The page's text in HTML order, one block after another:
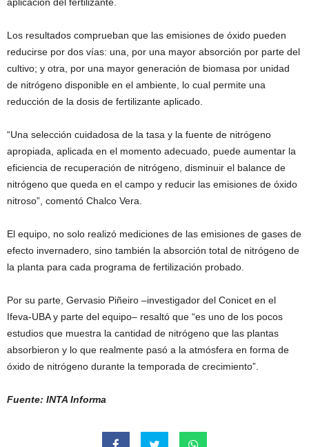
Los resultados comprueban que las emisiones de óxido pueden
reducirse por dos vías: una, por una mayor absorción por parte del
cultivo; y otra, por una mayor generación de biomasa por unidad
de nitrógeno disponible en el ambiente, lo cual permite una
reducción de la dosis de fertilizante aplicado.
“Una selección cuidadosa de la tasa y la fuente de nitrógeno
apropiada, aplicada en el momento adecuado, puede aumentar la
eficiencia de recuperación de nitrógeno, disminuir el balance de
nitrógeno que queda en el campo y reducir las emisiones de óxido
nitroso”, comentó Chalco Vera.
El equipo, no solo realizó mediciones de las emisiones de gases de
efecto invernadero, sino también la absorción total de nitrógeno de
la planta para cada programa de fertilización probado.
Por su parte, Gervasio Piñeiro –investigador del Conicet en el
Ifeva-UBA y parte del equipo– resaltó que “es uno de los pocos
estudios que muestra la cantidad de nitrógeno que las plantas
absorbieron y lo que realmente pasó a la atmósfera en forma de
óxido de nitrógeno durante la temporada de crecimiento”.
Fuente: INTA Informa